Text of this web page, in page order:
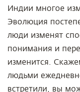
Индии многое
Эволюция
люди изменят
понимания и
изменится.
людьми
встретили, вы